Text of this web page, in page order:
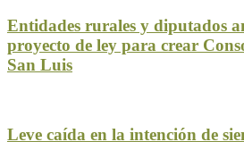
Entidades rurales y diputados
proyecto de ley para crear
San Luis
Leve caída en la intención de